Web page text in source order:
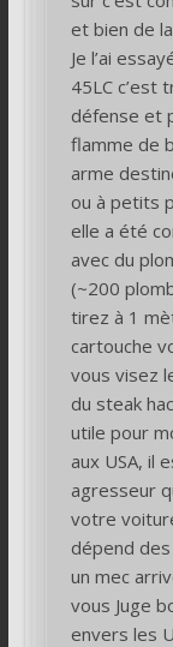
et bien de
Je l’ai
45LC c’est
défense et
flamme de
arme
ou à petits
elle a été
avec du
(~200
tirez à 1
cartouche
vous visez
du steak
utile pour
aux USA, il
agresseur
votre
dépend
un mec
vous Juge
envers les